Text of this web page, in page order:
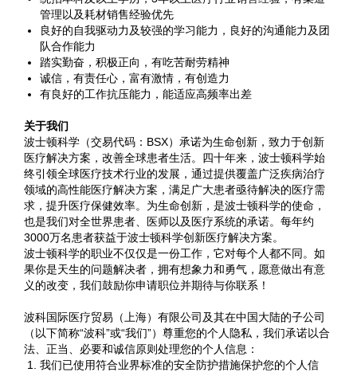
管理以及耗材销售经验优先
良好的自我驱动力及较强的学习能力，良好的沟通能力及团
队合作能力
踏实勤奋，积极正向，有吃苦耐劳精神
诚信，有责任心，富有激情，有创造力
有良好的工作抗压能力，能适应高频率出差
关于我们
波士顿科学（交易代码：BSX）承诺为生命创新，致力于创新
医疗解决方案，改善全球患者生活。四十年来，波士顿科学始
终引领全球医疗技术行业的发展，通过提供覆盖广泛疾病治疗
领域的高性能医疗解决方案，满足广大患者亟待解决的医疗需
求，提升医疗保健效率。为生命创新，是波士顿科学的使命，
也是我们对全世界患者、医师以及医疗系统的承诺。每年约
3000万名患者获益于波士顿科学创新医疗解决方案。
波士顿科学的职业不仅仅是一份工作，它对每个人都不同。如
果你是天生的问题解决者，拥有想象力和勇气，愿意做出有意
义的改变，我们鼓励你申请职位并期待与你联系！
波科国际医疗贸易（上海）有限公司及其在中国大陆的子公司
（以下简称“波科”或“我们”）尊重您的个人隐私，我们承诺以合
法、正当、必要和诚信原则处理您的个人信息：
我们已使用符合业界标准的安全防护措施保护您的个人信